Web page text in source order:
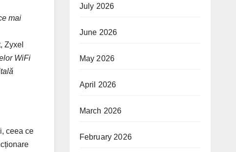
mai
Zyxel
WiFi
ceea ce
July 2026
June 2026
May 2026
April 2026
March 2026
February 2026